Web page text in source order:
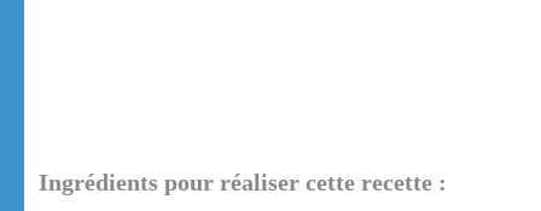
Ingrédients pour réaliser cette recette :